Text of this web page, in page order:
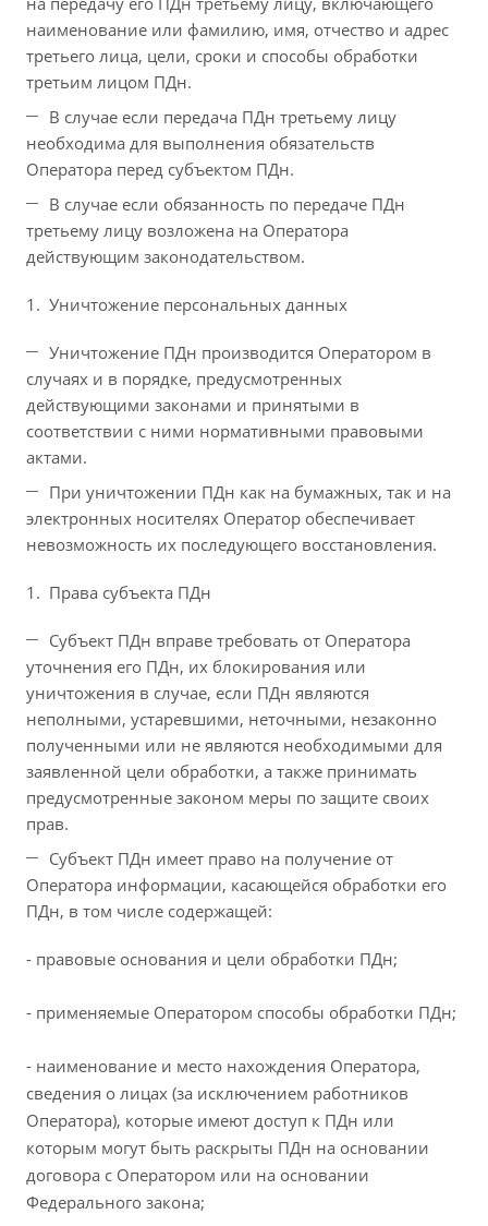
наименование или фамилию, имя, отчество и адрес
третьего лица, цели, сроки и способы обработки
третьим лицом ПДн.
В случае если передача ПДн третьему лицу
необходима для выполнения обязательств
Оператора перед субъектом ПДн.
В случае если обязанность по передаче ПДн
третьему лицу возложена на Оператора
действующим законодательством.
Уничтожение персональных данных
Уничтожение ПДн производится Оператором в
случаях и в порядке, предусмотренных
действующими законами и принятыми в
соответствии с ними нормативными правовыми
актами.
При уничтожении ПДн как на бумажных, так и на
электронных носителях Оператор обеспечивает
невозможность их последующего восстановления.
Права субъекта ПДн
Субъект ПДн вправе требовать от Оператора
уточнения его ПДн, их блокирования или
уничтожения в случае, если ПДн являются
неполными, устаревшими, неточными, незаконно
полученными или не являются необходимыми для
заявленной цели обработки, а также принимать
предусмотренные законом меры по защите своих
прав.
Субъект ПДн имеет право на получение от
Оператора информации, касающейся обработки его
ПДн, в том числе содержащей:
- правовые основания и цели обработки ПДн;
- применяемые Оператором способы обработки ПДн;
- наименование и место нахождения Оператора,
сведения о лицах (за исключением работников
Оператора), которые имеют доступ к ПДн или
которым могут быть раскрыты ПДн на основании
договора с Оператором или на основании
Федерального закона;